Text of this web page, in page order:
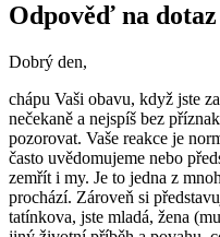
Odpověď na dotaz
Dobrý den,
chápu Vaši obavu, když jste
nečekaně a nejspíš bez
pozorovat. Vaše reakce je
často uvědomujeme nebo
zemřít i my. Je to jedna z
prochází. Zároveň si
tatínkova, jste mladá, žena